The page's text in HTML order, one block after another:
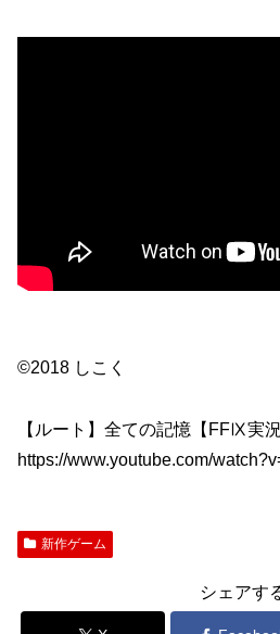
©2018 しこく
【ルート】全ての記憶【FFⅨ実
https://www.youtube.com/
新作ゲーム
シェアす